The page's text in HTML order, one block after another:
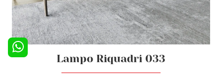
Lampo Riquadri 033